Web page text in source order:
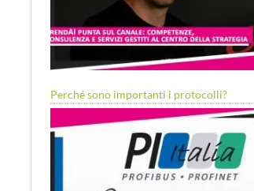
Perché sono importanti i protocolli?